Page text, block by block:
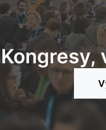
Kongresy,